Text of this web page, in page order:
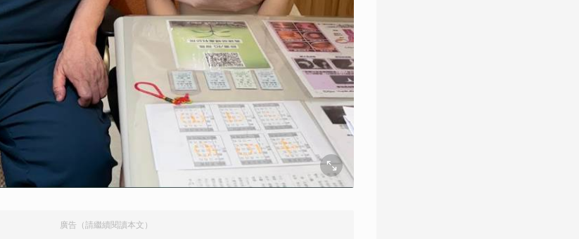
廣告（請繼續閱讀本文）